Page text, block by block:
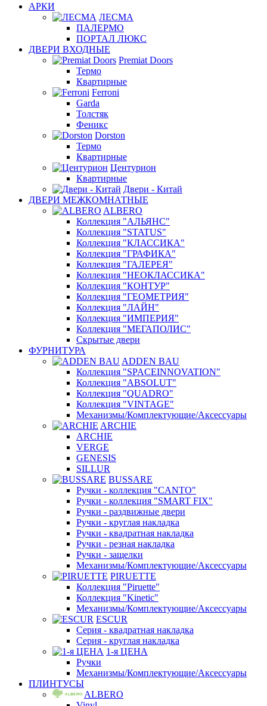
АРКИ
ЛЕСМА
ПАЛЕРМО
ПОРТАЛ ЛЮКС
ДВЕРИ ВХОДНЫЕ
Premiat Doors
Термо
Квартирные
Ferroni
Garda
Толстяк
Феникс
Dorston
Термо
Квартирные
Центурион
Квартирные
Двери - Китай
ДВЕРИ МЕЖКОМНАТНЫЕ
ALBERO
Коллекция "АЛЬЯНС"
Коллекция "STATUS"
Коллекция "КЛАССИКА"
Коллекция "ГРАФИКА"
Коллекция "ГАЛЕРЕЯ"
Коллекция "НЕОКЛАССИКА"
Коллекция "КОНТУР"
Коллекция "ГЕОМЕТРИЯ"
Коллекция "ЛАЙН"
Коллекция "ИМПЕРИЯ"
Коллекция "МЕГАПОЛИС"
Скрытые двери
ФУРНИТУРА
ADDEN BAU
Коллекция "SPACEINNOVATION"
Коллекция "ABSOLUT"
Коллекция "QUADRO"
Коллекция "VINTAGE"
Механизмы/Комплектующие/Аксессуары
ARCHIE
ARCHIE
VERGE
GENESIS
SILLUR
BUSSARE
Ручки - коллекция "CANTO"
Ручки - коллекция "SMART FIX"
Ручки - раздвижные двери
Ручки - круглая накладка
Ручки - квадратная накладка
Ручки - резная накладка
Ручки - защелки
Механизмы/Комплектующие/Аксессуары
PIRUETTE
Коллекция "Piruette"
Коллекция "Kinetic"
Механизмы/Комплектующие/Аксессуары
ESCUR
Серия - квадратная накладка
Серия - круглая накладка
1-я ЦЕНА
Ручки
Механизмы/Комплектующие/Аксессуары
ПЛИНТУСЫ
ALBERO